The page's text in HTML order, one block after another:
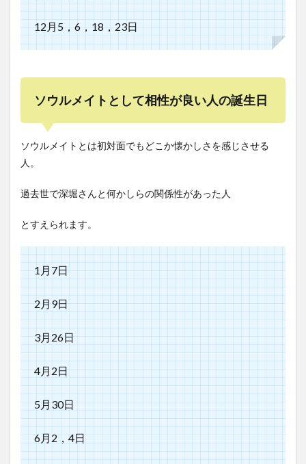
12月5，6，18，23日
ソウルメイトとして相性が良い人の誕生日
ソウルメイトとは初対面でもどこか懐かしさを感じさせる
人。
過去世で深堀さんと何かしらの関係性があった人
とすえられます。
1月7日
2月9日
3月26日
4月2日
5月30日
6月2，4日